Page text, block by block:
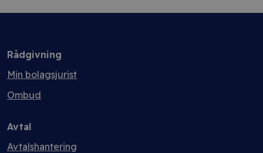
Rådgivning
Min bolagsjurist
Ombud
Avtal
Avtalshantering